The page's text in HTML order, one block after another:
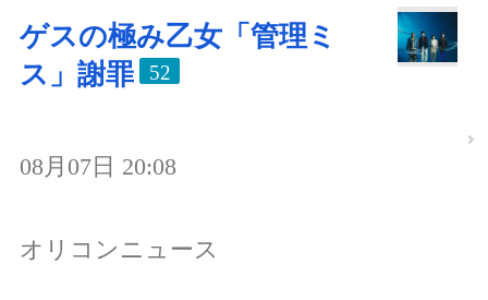
ゲスの極み乙女「管理ミ
ス」謝罪
52
08月07日 20:08
オリコンニュース